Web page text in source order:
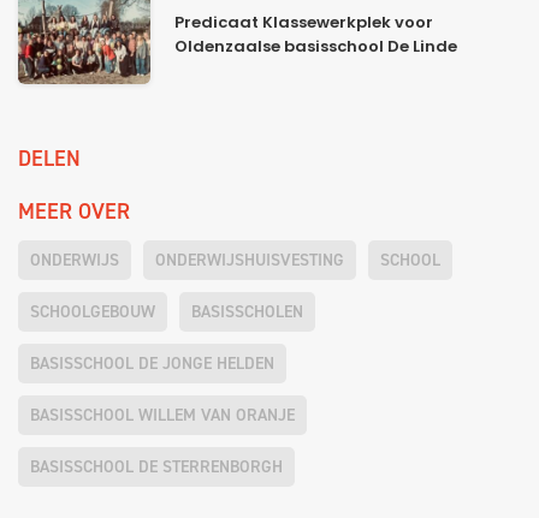
Predicaat Klassewerkplek voor
Oldenzaalse basisschool De Linde
DELEN
MEER OVER
ONDERWIJS ONDERWIJSHUISVESTING SCHOOL
SCHOOLGEBOUW BASISSCHOLEN
BASISSCHOOL DE JONGE HELDEN
BASISSCHOOL WILLEM VAN ORANJE
BASISSCHOOL DE STERRENBORGH